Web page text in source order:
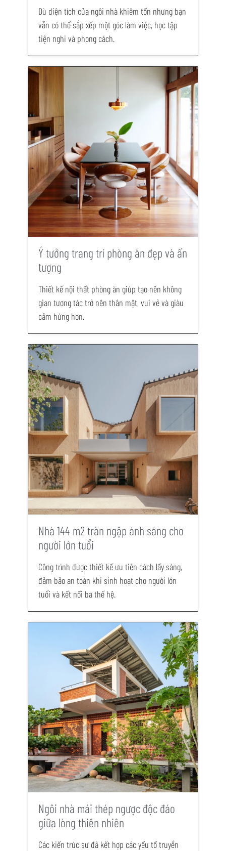
Dù diện tích của ngôi nhà khiêm tốn nhưng bạn
vẫn có thể sắp xếp một góc làm việc, học tập
tiện nghi và phong cách.
Ý tưởng trang trí phòng ăn đẹp và ấn
tượng
Thiết kế nội thất phòng ăn giúp tạo nên không
gian tương tác trở nên thân mật, vui vẻ và giàu
cảm hứng hơn.
Nhà 144 m2 tràn ngập ánh sáng cho
người lớn tuổi
Công trình được thiết kế ưu tiên cách lấy sáng,
đảm bảo an toàn khi sinh hoạt cho người lớn
tuổi và kết nối ba thế hệ.
Ngôi nhà mái thép ngược độc đáo
giữa lòng thiên nhiên
Các kiến trúc sư đã kết hợp các yếu tố truyền